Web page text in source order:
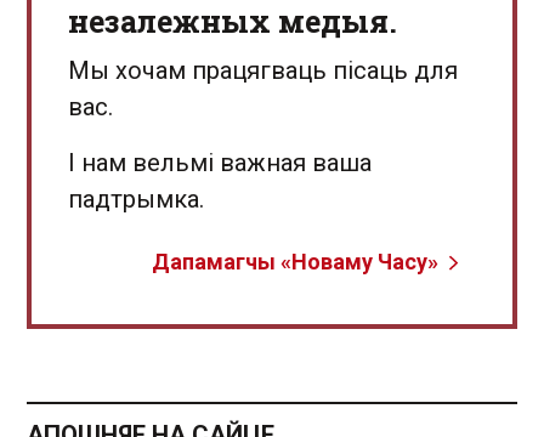
незалежных медыя.
Мы хочам працягваць пісаць для
вас.
І нам вельмі важная ваша
падтрымка.
Дапамагчы «Новаму Часу»